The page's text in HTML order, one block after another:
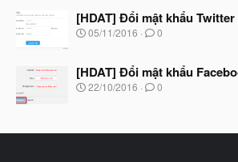
đ
ầ
à
y
b
t
đ
ầ
[HDAT] Đổi mật khẩu Twitter
N
y
b
ắ
ầ
05/11/2016 0
[HDAT] Đổi mật khẩu
N
b
22/10/2016 0